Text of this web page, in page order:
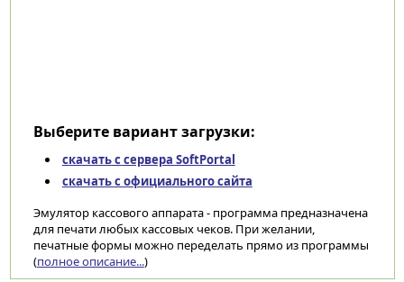
Выберите вариант загрузки:
скачать с сервера SoftPortal
скачать с официального сайта
Эмулятор кассового аппарата - программа предназначена
для печати любых кассовых чеков. При желании,
печатные формы можно переделать прямо из программы
(полное описание...)